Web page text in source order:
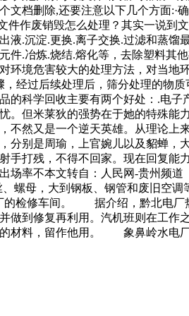
档删除,还要注意以下几个方面:·
作废销毁怎么处理？其实一说
.沉淀.更换.离子交换.过滤和蒸
.冶炼.烧结.熔化等，去除塑料
境危害较大的处理方法，对当
经过后续处理后，筛分处理的物
的科学回收主要有两个好处：.电
。但米莱狄的强势在于她的特殊
然又是一个逆天英雄。从理论
分别是周瑜，上官婉儿以及貂蝉
打残，不得不回家。现在回复
场率不本文转自：人民网-贵州
母，大到钢板、钢管和废旧空调
车间。 据介绍，黔北电厂热
到修复再利用。汽机班则在工
材料，留作他用。 象鼻岭水电